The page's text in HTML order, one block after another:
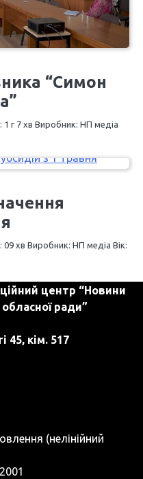
“Симон
1 г 7 хв Виробник: НП медіа
09 хв Виробник: НП медіа Вік:
центр “Новини
ради”
45, кім. 517
(нелінійний